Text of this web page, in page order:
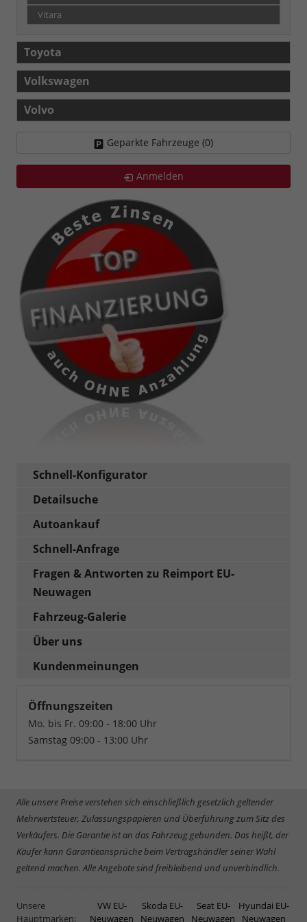
Vitara
Toyota
Volkswagen
Volvo
Geparkte Fahrzeuge (0)
Anmelden
Schnell-Konfigurator
Detailsuche
Autoankauf
Schnell-Anfrage
Fragen & Antworten zu Reimport EU-
Neuwagen
Fahrzeug-Galerie
Über uns
Kundenmeinungen
Öffnungszeiten
Mo. bis Fr. 09:00 - 18:00 Uhr
Samstag 09:00 - 13:00 Uhr
Alle unsere Preise verstehen sich einschließlich gesetzlich geltender
Mehrwertsteuer, Zulassungspapieren und Überführung zum Sitz des
Verkäufers. Die Garantie ist an das Fahrzeug gebunden. Das heißt, der
Käufer kann Garantieansprüche beim Vertragshändler seiner Wahl
geltend machen. Alle Angebote sind freibleibend und unverbindlich.
Unsere
Hauptmarken:
VW EU-
Neuwagen
Skoda EU-
Neuwagen
Seat EU-
Neuwagen
Hyundai EU-
Neuwagen